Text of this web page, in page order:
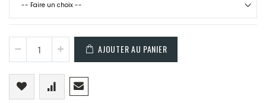
AJOUTER AU PANIER